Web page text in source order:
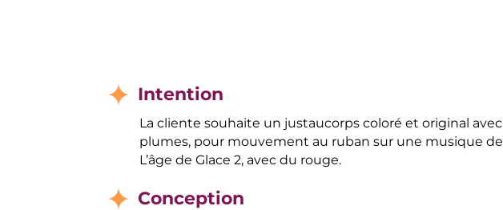
Intention
La cliente souhaite un justaucorps coloré et original avec
plumes, pour mouvement au ruban sur une musique de
L’âge de Glace 2, avec du rouge.
Conception